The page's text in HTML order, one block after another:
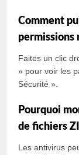
Comment
permissions
Faites un clic
» pour voir les
Sécurité ».
Pourquoi
de fichiers
Les antivirus